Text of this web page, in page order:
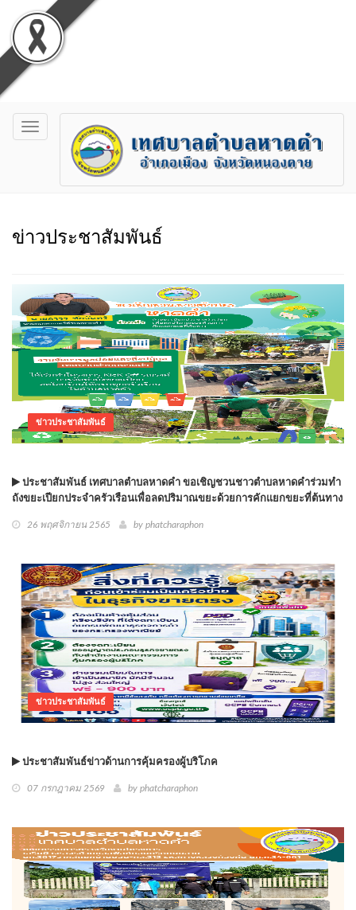
Toggle
navigation
ข่าวประชาสัมพันธ์
ข่าวประชาสัมพันธ์
ประชาสัมพันธ์ เทศบาลตำบลหาดคำ ขอเชิญชวนชาวตำบลหาดคำร่วมทำ
ถังขยะเปียกประจำครัวเรือนเพื่อลดปริมาณขยะด้วยการคักแยกขยะที่ต้นทาง
26 พฤศจิกายน 2565 by phatcharaphon
ข่าวประชาสัมพันธ์
ประชาสัมพันธ์ข่าวด้านการคุ้มครองผู้บริโภค
07 กรกฎาคม 2569 by phatcharaphon